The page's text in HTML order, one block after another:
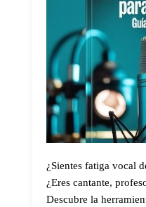
¿Sientes fatiga vocal
¿Eres cantante,
Descubre la